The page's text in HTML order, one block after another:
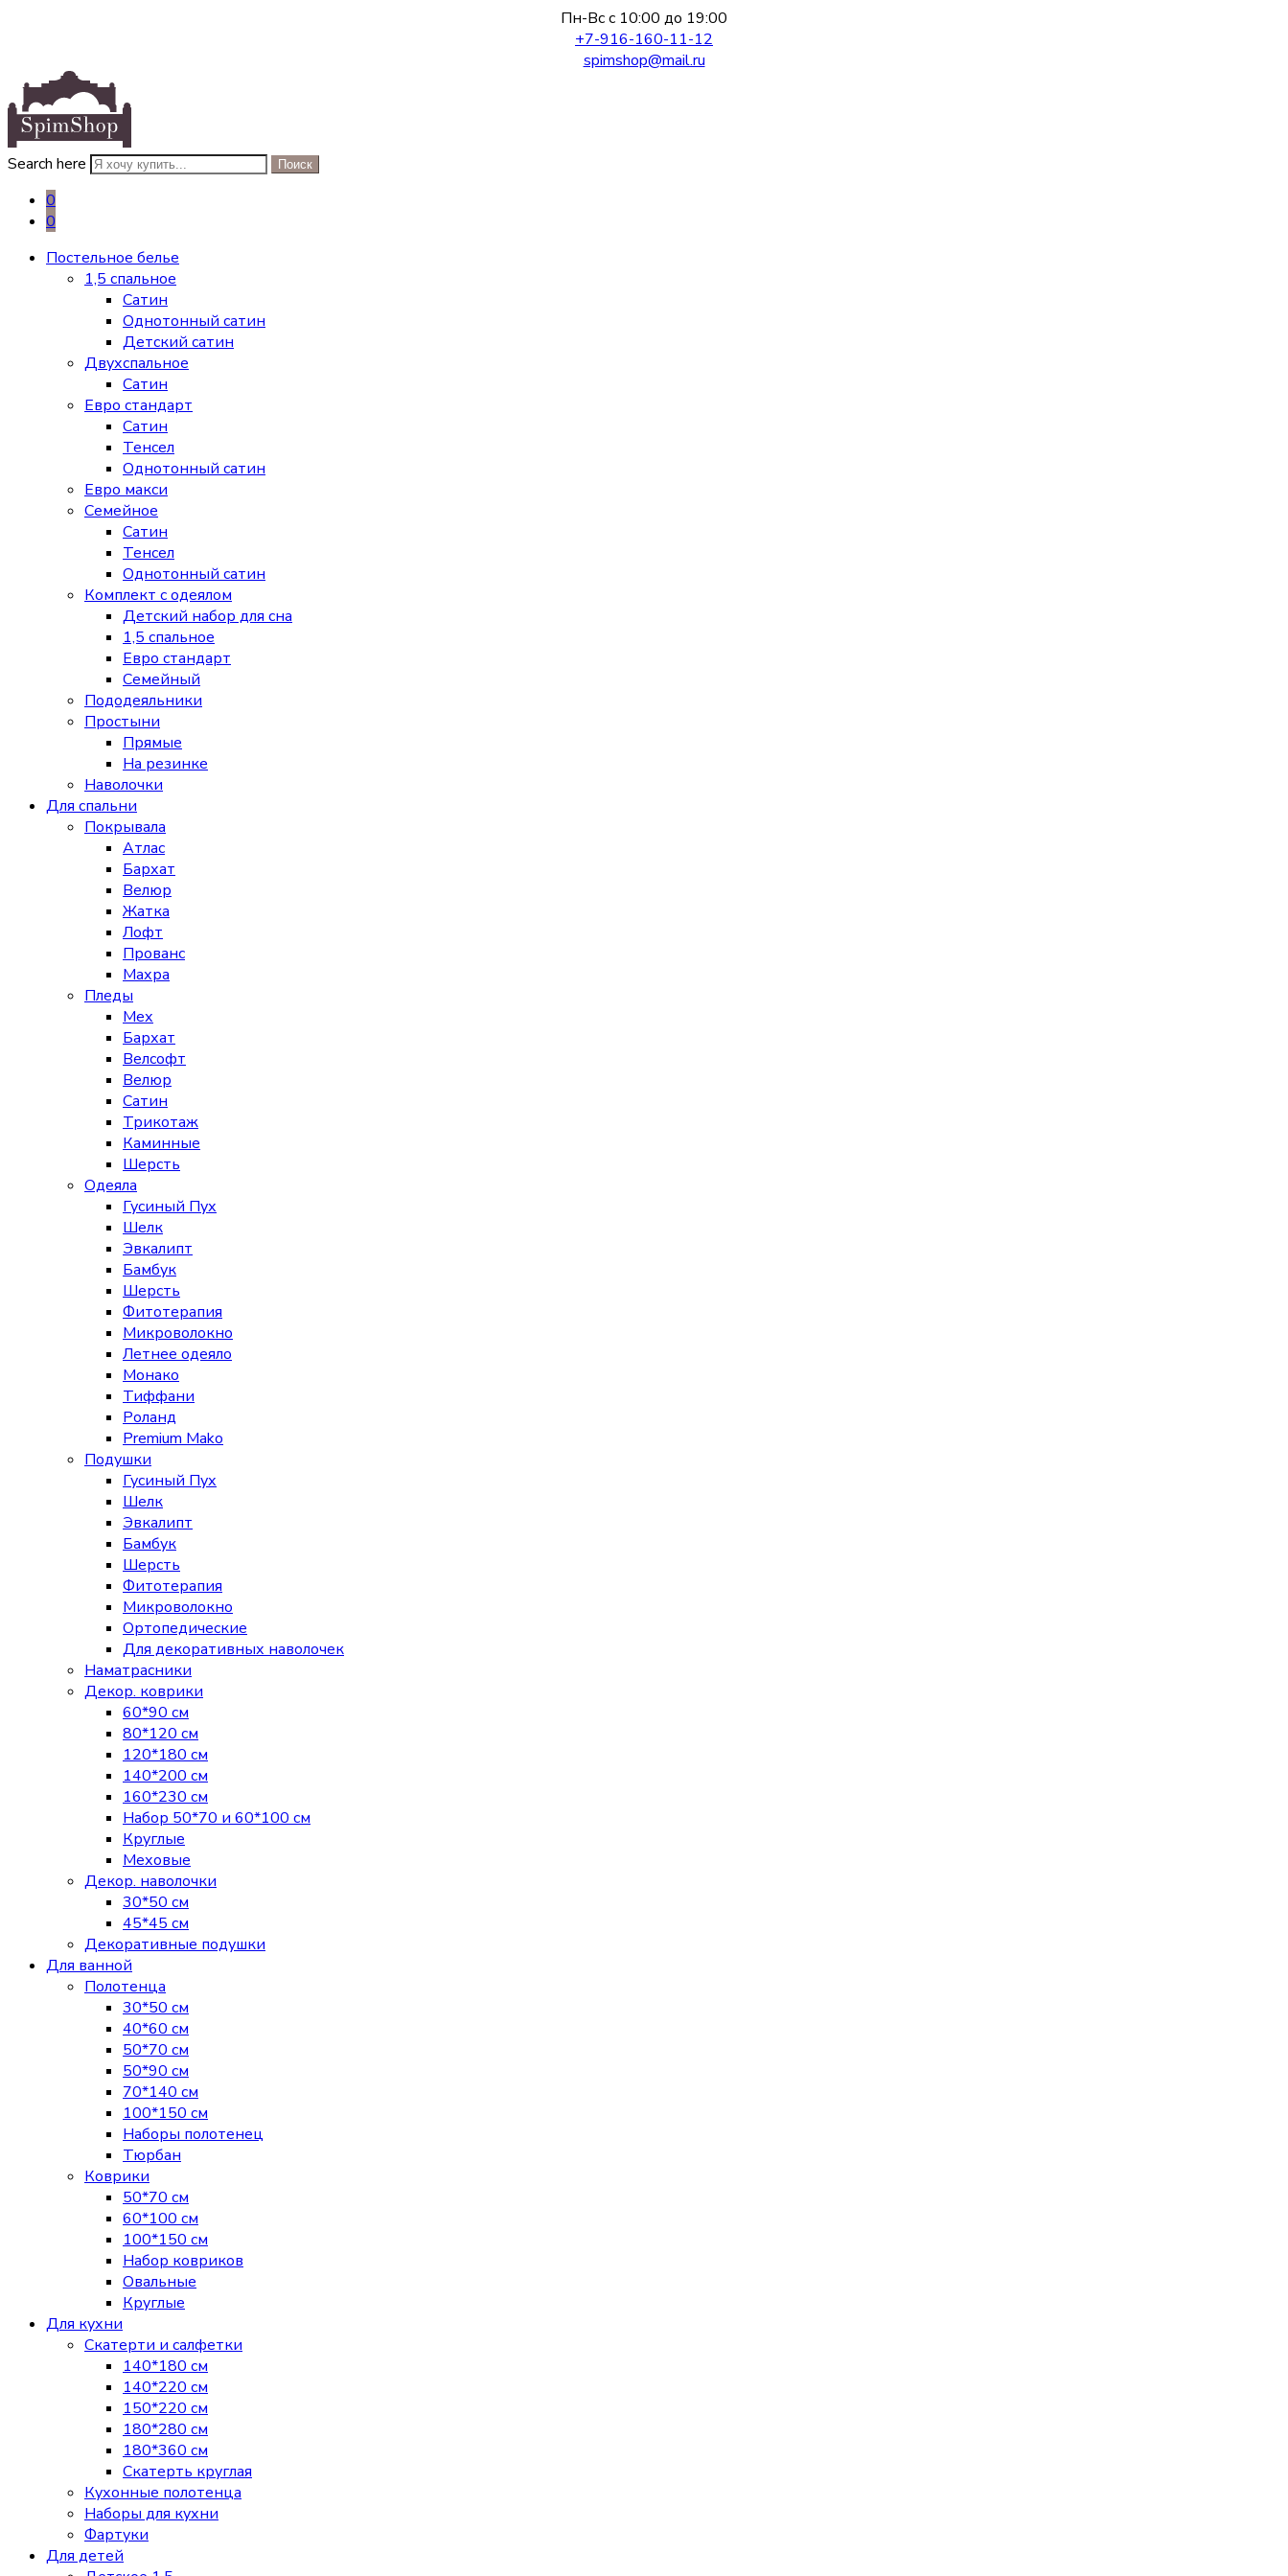
Пн-Вс с 10:00 до 19:00
+7-916-160-11-12
spimshop@mail.ru
Search here Поиск
0
0
Постельное белье
1,5 спальное
Сатин
Однотонный сатин
Детский сатин
Двухспальное
Сатин
Евро стандарт
Сатин
Тенсел
Однотонный сатин
Евро макси
Семейное
Сатин
Тенсел
Однотонный сатин
Комплект с одеялом
Детский набор для сна
1,5 спальное
Евро стандарт
Семейный
Пододеяльники
Простыни
Прямые
На резинке
Наволочки
Для спальни
Покрывала
Атлас
Бархат
Велюр
Жатка
Лофт
Прованс
Махра
Пледы
Мех
Бархат
Велсофт
Велюр
Сатин
Трикотаж
Каминные
Шерсть
Одеяла
Гусиный Пух
Шелк
Эвкалипт
Бамбук
Шерсть
Фитотерапия
Микроволокно
Летнее одеяло
Монако
Тиффани
Роланд
Premium Mako
Подушки
Гусиный Пух
Шелк
Эвкалипт
Бамбук
Шерсть
Фитотерапия
Микроволокно
Ортопедические
Для декоративных наволочек
Наматрасники
Декор. коврики
60*90 см
80*120 см
120*180 см
140*200 см
160*230 см
Набор 50*70 и 60*100 см
Круглые
Меховые
Декор. наволочки
30*50 см
45*45 см
Декоративные подушки
Для ванной
Полотенца
30*50 см
40*60 см
50*70 см
50*90 см
70*140 см
100*150 см
Наборы полотенец
Тюрбан
Коврики
50*70 см
60*100 см
100*150 см
Набор ковриков
Овальные
Круглые
Для кухни
Скатерти и салфетки
140*180 см
140*220 см
150*220 см
180*280 см
180*360 см
Скатерть круглая
Кухонные полотенца
Наборы для кухни
Фартуки
Для детей